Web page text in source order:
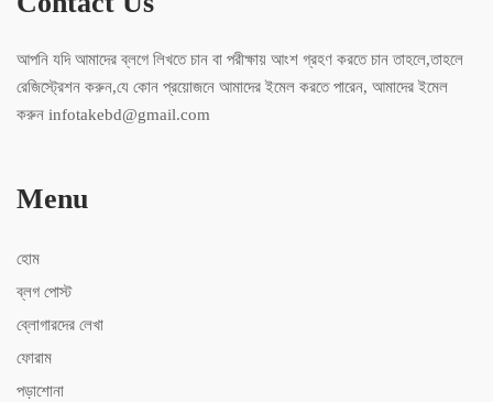
আপনি যদি আমাদের ব্লগে লিখতে চান বা পরীক্ষায় আংশ গ্রহণ করতে চান তাহলে,তাহলে
রেজিস্ট্রেশন করুন,যে কোন প্রয়োজনে আমাদের ইমেল করতে পারেন, আমাদের ইমেল
করুন infotakebd@gmail.com
Menu
হোম
ব্লগ পোস্ট
ব্লোগারদের লেখা
ফোরাম
পড়াশোনা